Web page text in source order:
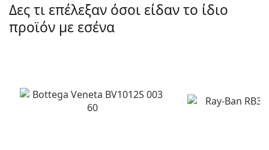
Δες τι επέλεξαν όσοι είδαν το ίδιο
προϊόν με εσένα